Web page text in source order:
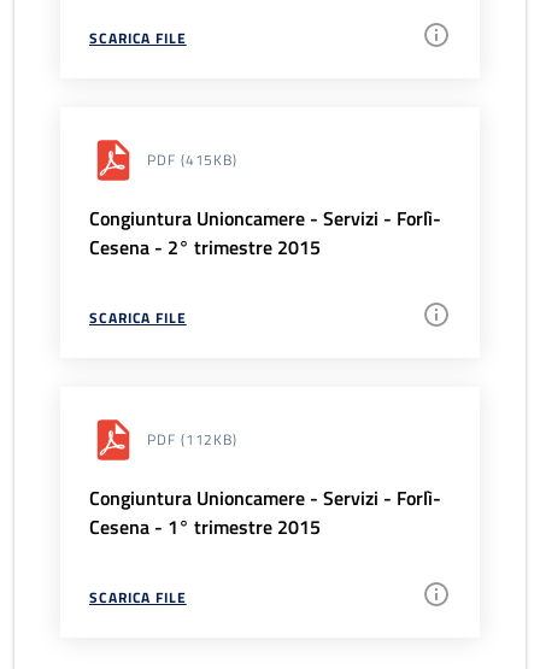
SCARICA FILE
PDF (415KB)
Congiuntura Unioncamere - Servizi - Forlì-
Cesena - 2° trimestre 2015
SCARICA FILE
PDF (112KB)
Congiuntura Unioncamere - Servizi - Forlì-
Cesena - 1° trimestre 2015
SCARICA FILE